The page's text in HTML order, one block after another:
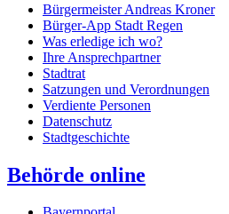
Bürgermeister Andreas Kroner
Bürger-App Stadt Regen
Was erledige ich wo?
Ihre Ansprechpartner
Stadtrat
Satzungen und Verordnungen
Verdiente Personen
Datenschutz
Stadtgeschichte
Behörde online